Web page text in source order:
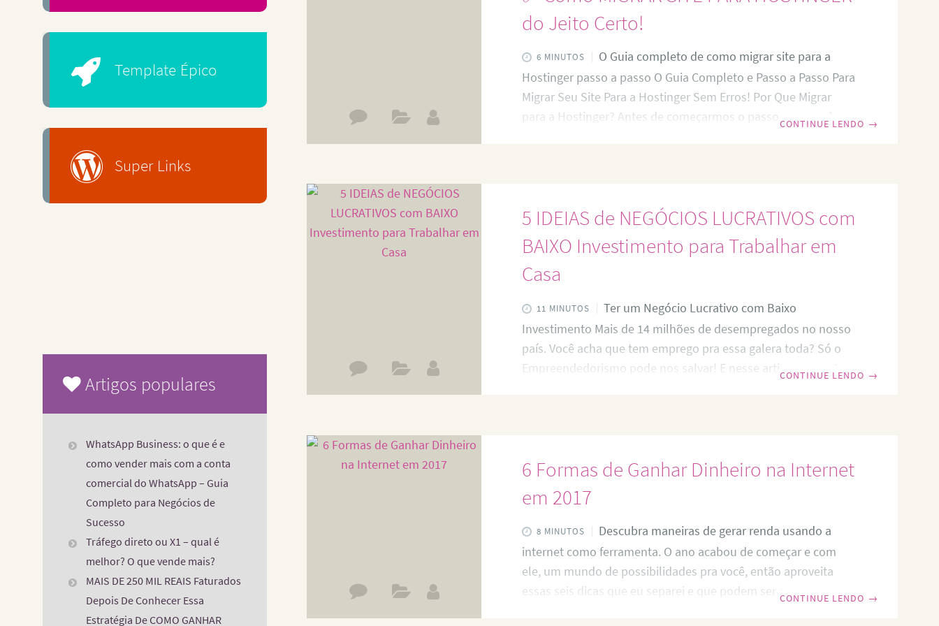
do Jeito Certo!
6 MINUTOS
O Guia completo de como migrar site para a
Hostinger passo a passo O Guia Completo e Passo a Passo Para
Migrar Seu Site Para a Hostinger Sem Erros! Por Que Migrar
para a Hostinger? Antes de começarmos o passo a passo da
Custo-Benefício – Planos
CONTINUE LENDO →
5 IDEIAS de NEGÓCIOS LUCRATIVOS com
BAIXO Investimento para Trabalhar em
Casa
11 MINUTOS
Ter um Negócio Lucrativo com Baixo
Investimento Mais de 14 milhões de desempregados no nosso
país. Você acha que tem emprego pra essa galera toda? Só o
Empreendedorismo pode nos salvar! E nesse artigo eu vou te
carteirinha, porque depois que
CONTINUE LENDO →
6 Formas de Ganhar Dinheiro na Internet
em 2017
8 MINUTOS
Descubra maneiras de gerar renda usando a
internet como ferramenta. O ano acabou de começar e com
ele, um mundo de possibilidades pra você, então aproveita
essas seis dicas que eu separei e que podem ser a suaCONTINUE LENDO →
Template Épico
Super Links
Artigos populares
WhatsApp Business: o que é e
como vender mais com a conta
comercial do WhatsApp – Guia
Completo para Negócios de
Sucesso
Tráfego direto ou X1 – qual é
melhor? O que vende mais?
MAIS DE 250 MIL REAIS Faturados
Depois De Conhecer Essa
Estratégia De COMO GANHAR